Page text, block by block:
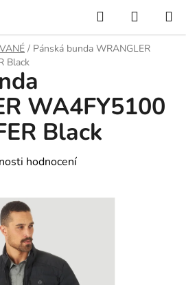
Hledat
KOŠÍK
/ Pánská bunda WRANGLER
Black
WA4FY5100
Black
hodnocení